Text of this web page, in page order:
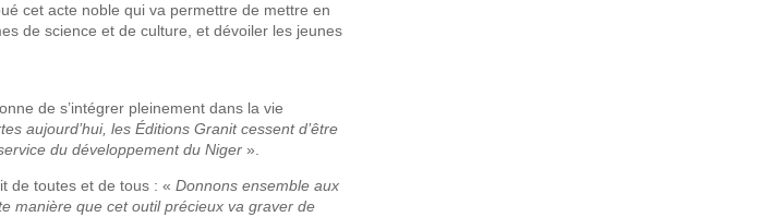
cet acte noble qui va permettre de mettre en
de science et de culture, et dévoiler les jeunes
de s’intégrer pleinement dans la vie
aujourd’hui, les Éditions Granit cessent d’être
du développement du Niger ».
de toutes et de tous : « Donnons ensemble aux
manière que cet outil précieux va graver de